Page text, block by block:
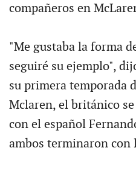
compañeros en
"Me gustaba la forma
seguiré su ejemplo",
su primera temporada
Mclaren, el británico
con el español
ambos terminaron con